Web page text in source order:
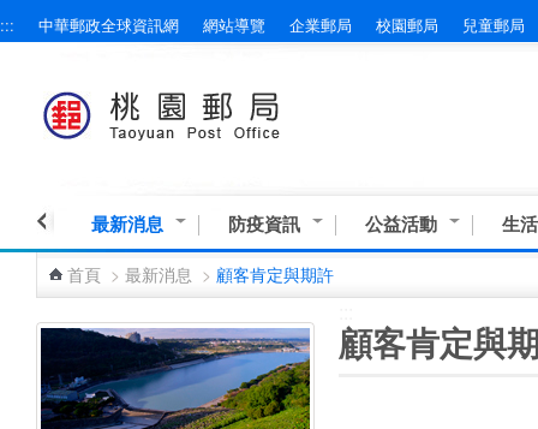
跳到主要內容區塊
::: 中華郵政全球資訊網 網站導覽 企業郵局 校園郵局 兒童郵局
最新消息 防疫資訊 公益活動 生
首頁 > 最新消息 > 顧客肯定與期許
顧客肯定與